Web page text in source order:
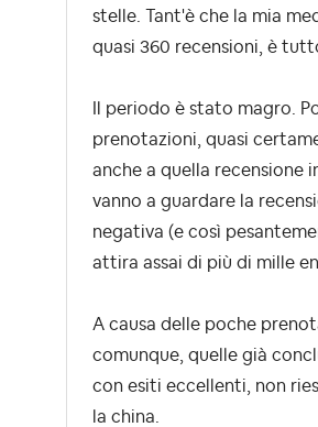
stelle. Tant'è che la mia
quasi 360 recensioni, è
Il periodo è stato magro.
prenotazioni, quasi
anche a quella recensione
vanno a guardare la
negativa (e così
attira assai di più di mille
A causa delle poche
comunque, quelle già
con esiti eccellenti, non
la china.